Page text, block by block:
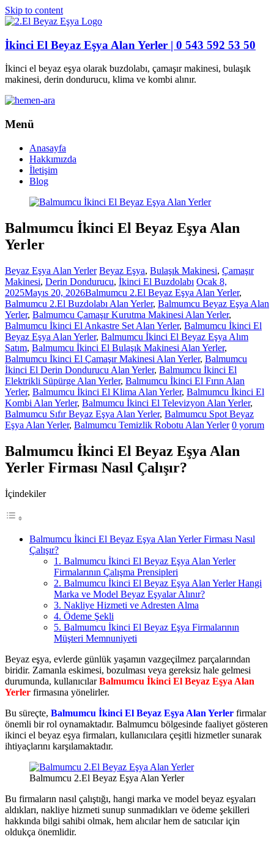
Skip to content
İkinci El Beyaz Eşya Alan Yerler | 0 543 592 53 50
İkinci el beyaz eşya olarak buzdolabı, çamaşır makinesi, bulaşık
makinesi, derin dondurucu, klima ve kombi alınır.
Menü
Anasayfa
Hakkımızda
İletişim
Blog
Balmumcu İkinci El Beyaz Eşya Alan
Yerler
Beyaz Eşya Alan Yerler Beyaz Eşya, Bulaşık Makinesi, Çamaşır
Makinesi, Derin Dondurucu, İkinci El Buzdolabı Ocak 8,
2025Mayıs 20, 2026Balmumcu 2.El Beyaz Eşya Alan Yerler,
Balmumcu 2.El Buzdolabı Alan Yerler, Balmumcu Beyaz Eşya Alan
Yerler, Balmumcu Çamaşır Kurutma Makinesi Alan Yerler,
Balmumcu İkinci El Ankastre Set Alan Yerler, Balmumcu İkinci El
Beyaz Eşya Alan Yerler, Balmumcu İkinci El Beyaz Eşya Alım
Satım, Balmumcu İkinci El Bulaşık Makinesi Alan Yerler,
Balmumcu İkinci El Çamaşır Makinesi Alan Yerler, Balmumcu
İkinci El Derin Dondurucu Alan Yerler, Balmumcu İkinci El
Elektrikli Süpürge Alan Yerler, Balmumcu İkinci El Fırın Alan
Yerler, Balmumcu İkinci El Klima Alan Yerler, Balmumcu İkinci El
Kombi Alan Yerler, Balmumcu İkinci El Televizyon Alan Yerler,
Balmumcu Sıfır Beyaz Eşya Alan Yerler, Balmumcu Spot Beyaz
Eşya Alan Yerler, Balmumcu Temizlik Robotu Alan Yerler 0 yorum
Balmumcu İkinci El Beyaz Eşya Alan
Yerler Firması Nasıl Çalışır?
İçindekiler
Balmumcu İkinci El Beyaz Eşya Alan Yerler Firması Nasıl
Çalışır?
1. Balmumcu İkinci El Beyaz Eşya Alan Yerler
Firmalarının Çalışma Prensipleri
2. Balmumcu İkinci El Beyaz Eşya Alan Yerler Hangi
Marka ve Model Beyaz Eşyalar Alınır?
3. Nakliye Hizmeti ve Adresten Alma
4. Ödeme Şekli
5. Balmumcu İkinci El Beyaz Eşya Firmalarının
Müşteri Memnuniyeti
Beyaz eşya, evlerde günlük yaşamın vazgeçilmez parçalarından
biridir. Zamanla eskimesi, bozulması veya gereksiz hale gelmesi
durumunda, kullanıcılarBalmumcu İkinci El Beyaz Eşya Alan
Yerler firmasına yönelirler.
Bu süreçte, Balmumcu İkinci El Beyaz Eşya Alan Yerler firmalar
önemli bir rol oynamaktadır. Balmumcu bölgesinde faaliyet gösteren
ikinci el beyaz eşya firmaları, kullanıcılara çeşitli hizmetler sunarak
ihtiyaçlarını karşılamaktadır.
Balmumcu 2.El Beyaz Eşya Alan Yerler
Bu firmaların nasıl çalıştığı, hangi marka ve model beyaz eşyaları
aldıkları, nakliye hizmeti sunup sunmadıkları ve ödeme şekilleri
hakkında bilgi sahibi olmak, hem alıcılar hem de satıcılar için
oldukça önemlidir.